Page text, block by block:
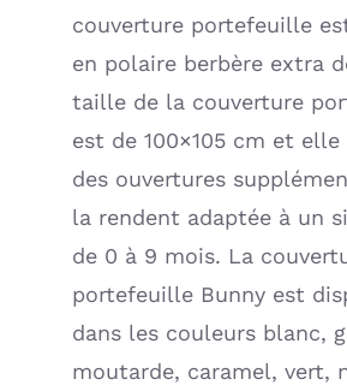
couverture portefeuille
en polaire berbère extra
taille de la couverture
est de 100×105 cm et elle
des ouvertures
la rendent adaptée à un
de 0 à 9 mois. La
portefeuille Bunny est
dans les couleurs blanc,
moutarde, caramel, vert,